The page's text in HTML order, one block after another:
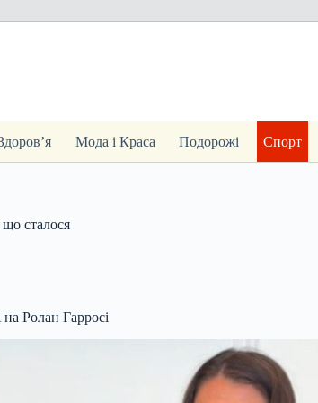
Мода і Краса Подорожі Спорт
сталося
Ролан Гарросі